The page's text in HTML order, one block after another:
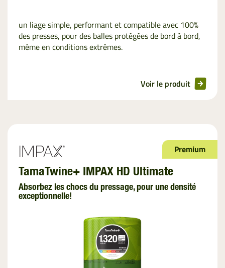
un liage simple, performant et compatible avec 100%
des presses, pour des balles protégées de bord à bord,
même en conditions extrêmes.
Voir le produit
Premium
TamaTwine+ IMPAX HD Ultimate
Absorbez les chocs du pressage, pour une densité
exceptionnelle!